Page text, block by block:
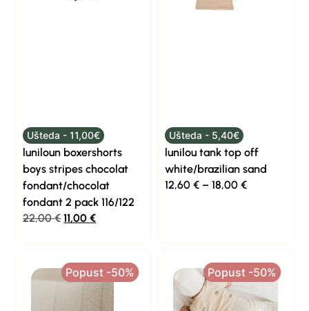
Ušteda - 11,00€
luniloun boxershorts
boys stripes chocolat
fondant/chocolat
fondant 2 pack 116/122
22,00€ 11,00€
Ušteda - 5,40€
lunilou tank top off
white/brazilian sand
12,60 € – 18,00 €
Popust -50%
Popust -50% Popust -50%
Popust -50%